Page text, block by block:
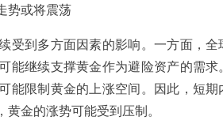
或将震荡
到多方面因素的影响。一方面，全
能继续支撑黄金作为避险资产的需
能限制黄金的上涨空间。因此，短
金的涨势可能受到压制。